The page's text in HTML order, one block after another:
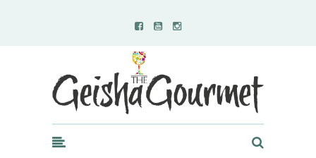
Geisha Gourmet